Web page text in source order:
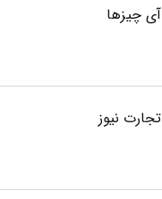
آی چیزها
تجارت نیوز